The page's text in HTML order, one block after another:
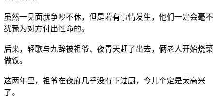
虽然一见面就争吵不休，但是若有事情发生，他们一定会毫不
犹豫为对方付出性命的。
后来，轻歌与九辞被祖爷、夜青天赶了出去，俩老人开始烧菜
做饭。
这两年里，祖爷在夜府几乎没有下过厨，今儿个定是太高兴
了。